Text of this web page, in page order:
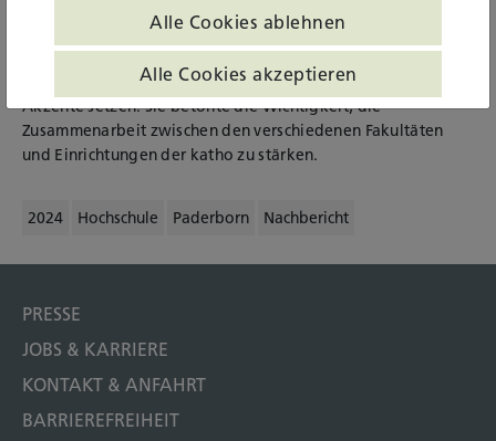
und Prof. Dr. Michael Isfort (Prorektor für Forschung und
vieler neuer Forschungsinstitute verstetigen und neue
Akzente setzen. Sie betonte die Wichtigkeit, die
Zusammenarbeit zwischen den verschiedenen Fakultäten
und Einrichtungen der katho zu stärken.
2024 Hochschule Paderborn Nachbericht
PRESSE
JOBS & KARRIERE
KONTAKT & ANFAHRT
BARRIEREFREIHEIT
Alle Cookies ablehnen
Alle Cookies akzeptieren